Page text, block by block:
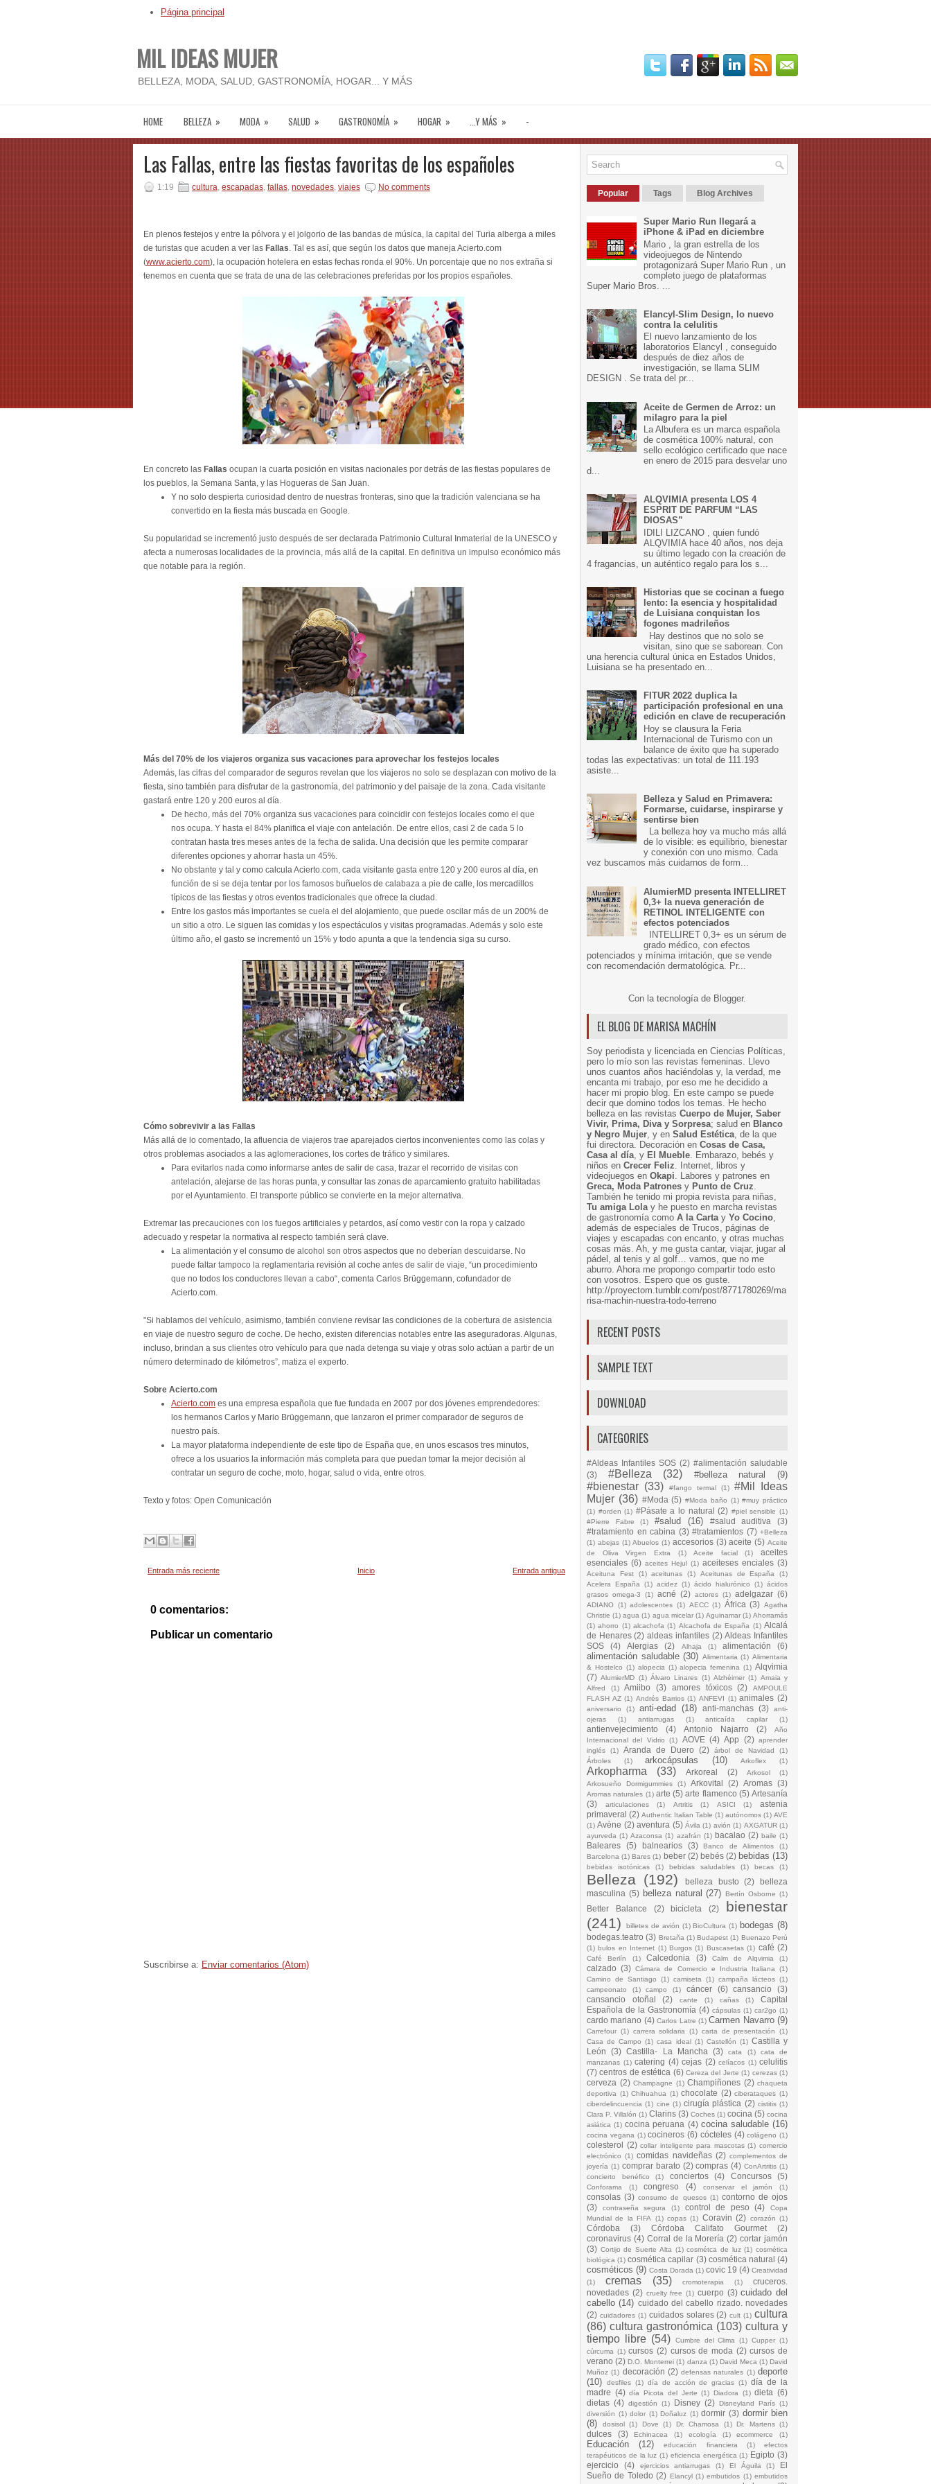
Página principal
MIL IDEAS MUJER
BELLEZA, MODA, SALUD, GASTRONOMÍA, HOGAR... Y MÁS
HOME BELLEZA » MODA » SALUD » GASTRONOMÍA » HOGAR » ...Y MÁS » -
Las Fallas, entre las fiestas favoritas de los españoles
1:19 cultura, escapadas, fallas, novedades, viajes No comments
En plenos festejos y entre la pólvora y el jolgorio de las bandas de música, la capital del Turia alberga a miles
de turistas que acuden a ver las Fallas. Tal es así, que según los datos que maneja Acierto.com
(www.acierto.com), la ocupación hotelera en estas fechas ronda el 90%. Un porcentaje que no nos extraña si
tenemos en cuenta que se trata de una de las celebraciones preferidas por los propios españoles.
En concreto las Fallas ocupan la cuarta posición en visitas nacionales por detrás de las fiestas populares de
los pueblos, la Semana Santa, y las Hogueras de San Juan.
Y no solo despierta curiosidad dentro de nuestras fronteras, sino que la tradición valenciana se ha
convertido en la fiesta más buscada en Google.
Su popularidad se incrementó justo después de ser declarada Patrimonio Cultural Inmaterial de la UNESCO y
afecta a numerosas localidades de la provincia, más allá de la capital. En definitiva un impulso económico más
que notable para la región.
Más del 70% de los viajeros organiza sus vacaciones para aprovechar los festejos locales
Además, las cifras del comparador de seguros revelan que los viajeros no solo se desplazan con motivo de la
fiesta, sino también para disfrutar de la gastronomía, del patrimonio y del paisaje de la zona. Cada visitante
gastará entre 120 y 200 euros al día.
De hecho, más del 70% organiza sus vacaciones para coincidir con festejos locales como el que
nos ocupa. Y hasta el 84% planifica el viaje con antelación. De entre ellos, casi 2 de cada 5 lo
contratan hasta tres meses antes de la fecha de salida. Una decisión que les permite comparar
diferentes opciones y ahorrar hasta un 45%.
No obstante y tal y como calcula Acierto.com, cada visitante gasta entre 120 y 200 euros al día, en
función de si se deja tentar por los famosos buñuelos de calabaza a pie de calle, los mercadillos
típicos de las fiestas y otros eventos tradicionales que ofrece la ciudad.
Entre los gastos más importantes se cuela el del alojamiento, que puede oscilar más de un 200% de
un sitio a otro. Le siguen las comidas y los espectáculos y visitas programadas. Además y solo este
último año, el gasto se incrementó un 15% y todo apunta a que la tendencia siga su curso.
Cómo sobrevivir a las Fallas
Más allá de lo comentado, la afluencia de viajeros trae aparejados ciertos inconvenientes como las colas y
otros problemas asociados a las aglomeraciones, los cortes de tráfico y similares.
Para evitarlos nada como informarse antes de salir de casa, trazar el recorrido de visitas con
antelación, alejarse de las horas punta, y consultar las zonas de aparcamiento gratuito habilitadas
por el Ayuntamiento. El transporte público se convierte en la mejor alternativa.
Extremar las precauciones con los fuegos artificiales y petardos, así como vestir con la ropa y calzado
adecuado y respetar la normativa al respecto también será clave.
La alimentación y el consumo de alcohol son otros aspectos que no deberían descuidarse. No
puede faltar tampoco la reglamentaria revisión al coche antes de salir de viaje, “un procedimiento
que no todos los conductores llevan a cabo“, comenta Carlos Brüggemann, cofundador de
Acierto.com.
"Si hablamos del vehículo, asimismo, también conviene revisar las condiciones de la cobertura de asistencia
en viaje de nuestro seguro de coche. De hecho, existen diferencias notables entre las aseguradoras. Algunas,
incluso, brindan a sus clientes otro vehículo para que nada detenga su viaje y otras solo actúan a partir de un
número determinado de kilómetros”, matiza el experto.
Sobre Acierto.com
Acierto.com es una empresa española que fue fundada en 2007 por dos jóvenes emprendedores:
los hermanos Carlos y Mario Brüggemann, que lanzaron el primer comparador de seguros de
nuestro país.
La mayor plataforma independiente de este tipo de España que, en unos escasos tres minutos,
ofrece a los usuarios la información más completa para que puedan tomar la mejor decisión al
contratar un seguro de coche, moto, hogar, salud o vida, entre otros.
Texto y fotos: Open Comunicación
Entrada más reciente Entrada antigua
Inicio
0 comentarios:
Publicar un comentario
Suscribirse a: Enviar comentarios (Atom)
Popular Tags Blog Archives
Super Mario Run llegará a
iPhone & iPad en diciembre
Mario , la gran estrella de los
videojuegos de Nintendo
protagonizará Super Mario Run , un
completo juego de plataformas
Super Mario Bros. ...
Elancyl-Slim Design, lo nuevo
contra la celulitis
El nuevo lanzamiento de los
laboratorios Elancyl , conseguido
después de diez años de
investigación, se llama SLIM
DESIGN . Se trata del pr...
Aceite de Germen de Arroz: un
milagro para la piel
La Albufera es un marca española
de cosmética 100% natural, con
sello ecológico certificado que nace
en enero de 2015 para desvelar uno
d...
ALQVIMIA presenta LOS 4
ESPRIT DE PARFUM “LAS
DIOSAS”
IDILI LIZCANO , quien fundó
ALQVIMIA hace 40 años, nos deja
su último legado con la creación de
4 fragancias, un auténtico regalo para los s...
Historias que se cocinan a fuego
lento: la esencia y hospitalidad
de Luisiana conquistan los
fogones madrileños
Hay destinos que no solo se
visitan, sino que se saborean. Con
una herencia cultural única en Estados Unidos,
Luisiana se ha presentado en...
FITUR 2022 duplica la
participación profesional en una
edición en clave de recuperación
Hoy se clausura la Feria
Internacional de Turismo con un
balance de éxito que ha superado
todas las expectativas: un total de 111.193
asiste...
Belleza y Salud en Primavera:
Formarse, cuidarse, inspirarse y
sentirse bien
La belleza hoy va mucho más allá
de lo visible: es equilibrio, bienestar
y conexión con uno mismo. Cada
vez buscamos más cuidarnos de form...
AlumierMD presenta INTELLIRET
0,3+ la nueva generación de
RETINOL INTELIGENTE con
efectos potenciados
INTELLIRET 0,3+ es un sérum de
grado médico, con efectos
potenciados y mínima irritación, que se vende
con recomendación dermatológica. Pr...
Con la tecnología de Blogger.
EL BLOG DE MARISA MACHÍN
Soy periodista y licenciada en Ciencias Políticas,
pero lo mío son las revistas femeninas. Llevo
unos cuantos años haciéndolas y, la verdad, me
encanta mi trabajo, por eso me he decidido a
hacer mi propio blog. En este campo se puede
decir que domino todos los temas. He hecho
belleza en las revistas Cuerpo de Mujer, Saber
Vivir, Prima, Diva y Sorpresa; salud en Blanco
y Negro Mujer, y en Salud Estética, de la que
fui directora. Decoración en Cosas de Casa,
Casa al día, y El Mueble. Embarazo, bebés y
niños en Crecer Feliz. Internet, libros y
videojuegos en Okapi. Labores y patrones en
Greca, Moda Patrones y Punto de Cruz.
También he tenido mi propia revista para niñas,
Tu amiga Lolay he puesto en marcha revistas
de gastronomía como A la Cartay Yo Cocino,
además de especiales de Trucos, páginas de
viajes y escapadas con encanto, y otras muchas
cosas más. Ah, y me gusta cantar, viajar, jugar al
pádel, al tenis y al golf… vamos, que no me
aburro. Ahora me propongo compartir todo esto
con vosotros. Espero que os guste.
http://proyectom.tumblr.com/post/8771780269/ma
risa-machin-nuestra-todo-terreno
RECENT POSTS
SAMPLE TEXT
DOWNLOAD
CATEGORIES
#Aldeas Infantiles SOS (2) #alimentación saludable
(3)
#Belleza (32) #belleza natural (9)
#bienestar (33) #fango termal (1)
#Mil Ideas
Mujer (36) #Moda (5) #Moda baño (1) #muy práctico
(1) #orden (1) #Pásate a lo natural (2) #piel sensible (1)
#Pierre Fabre
(1) #salud (16) #salud auditiva
(3)
#tratamiento en cabina (3) #tratamientos (7) +Belleza
(1) abejas (1) Abuelos (1) accesorios (3) aceite (5) Aceite
de Oliva Virgen Extra
(1) Aceite facial (1)
aceites
esenciales (6) aceites Hejul (1) aceiteses enciales (3)
Aceituna Fest (1) aceitunas (1) Aceitunas de España
(1)
Acelera España (1) acidez (1) ácido hialurónico (1) ácidos
grasos omega-3
(1) acné (2) actores (1) adelgazar (6)
ADIANO (1) adolescentes (1) AECC (1) África (3) Agatha
Christie (1) agua (1) agua micelar (1) Aguinamar (1) Ahorramás
(1) ahorro (1) alcachofa (1) Alcachofa de España (1) Alcalá
de Henares (2) aldeas infantiles (2) Aldeas Infantiles
SOS
(4) Alergias (2) Alhaja (1) alimentación (6)
alimentación saludable (30) Alimentaria (1) Alimentaria
& Hostelco (1) alopecia (1) alopecia femenina (1) Alqvimia
(7) AlumierMD (1) Álvaro Linares (1) Alzhéimer (1) Amaia y
Alfred
(1) Amiibo (3) amores tóxicos (2)
AMPOULE
FLASH AZ (1) Andrés Barrios (1) ANFEVI (1) animales (2)
aniversario (1) anti-edad (18) anti-manchas (3)
anti-
ojeras
(1) antiarrugas (1) anticaída capilar (1)
antienvejecimiento (4) Antonio Najarro (2)
Año
Internacional del Vidrio
(1) AOVE (4) App (2) aprender
inglés
(1) Aranda de Duero (2) árbol de Navidad
(1)
Árboles
(1) arkocápsulas (10) Arkoflex (1)
Arkopharma (33) Arkoreal (2) Arkosol
(1)
Arkosueño Dormigummies
(1) Arkovital (2) Aromas (3)
Aromas naturales (1) arte (5) arte flamenco (5) Artesanía
(3)
articulaciones (1) Artritis (1) ASICI (1)
astenia
primaveral (2) Authentic Italian Table (1) autónomos (1) AVE
(1) Avène (2) aventura (5) Ávila (1) avión (1) AXGATUR (1)
ayurveda (1) Azaconsa (1) azafrán (1) bacalao (2) baile (1)
Baleares (5) balnearios (3) Banco de Alimentos
(1)
Barcelona (1) Bares (1) beber (2) bebés (2) bebidas (13)
bebidas isotónicas (1) bebidas saludables (1) becas (1)
Belleza (192) belleza busto (2)
belleza
masculina (5) belleza natural (27) Bertín Osborne (1)
Better Balance (2) bicicleta (2)
bienestar
(241)
billetes de avión (1) BioCultura (1) bodegas (8)
bodegas.teatro (3) Bretaña (1) Budapest (1) Buenazo Perú
(1) bulos en Internet (1) Burgos (1) Buscasetas (1) café (2)
Café Berlín (1) Calcedonia (3) Calm de Alqvimia (1)
calzado (3) Cámara de Comercio e Industria Italiana (1)
Camino de Santiago
(1) camiseta (1) campaña lácteos (1)
campeonato
(1) campo (1) cáncer (6) cansancio
(3)
cansancio otoñal
(2) cante (1) cañas (1)
Capital
Española de la Gastronomía (4) cápsulas (1) car2go (1)
cardo mariano (4) Carlos Latre (1) Carmen Navarro (9)
Carrefour (1) carrera solidaria (1) carta de presentación
(1)
Casa de Campo (1) casa ideal (1) Castellón (1) Castilla y
León
(3) Castilla- La Mancha (3) cata (1)
cata de
manzanas (1) catering (4) cejas (2) celíacos (1) celulitis
(7) centros de estética (6) Cereza del Jerte (1) cerezas (1)
cerveza (2) Champagne (1) Champiñones (2) chaqueta
deportiva (1) Chihuahua (1) chocolate (2) ciberataques (1)
ciberdelincuencia (1) cine (1) cirugía plástica (2) cistitis (1)
Clara P. Villalón (1) Clarins (3) Coches (1) cocina (5) cocina
asiática (1) cocina peruana (4) cocina saludable (16)
cocina vegana (1) cocineros (6) cócteles (4) colágeno (1)
colesterol (2) collar inteligente para mascotas (1) comercio
electrónico (1) comidas navideñas (2) complementos de
joyería (1) comprar barato (2) compras (4) ConArtritis (1)
concierto benéfico
(1) conciertos (4) Concursos (5)
Conforama (1) congreso (4) conservar el jamón (1)
consolas (3) consumo de quesos (1) contorno de ojos
(3)
contraseña segura (1) control de peso (4)
Copa
Mundial de la FIFA (1) copas (1) Coravin (2) corazón (1)
Córdoba (3) Córdoba Califato Gourmet
(2)
coronavirus (4) Corral de la Morería (2) cortar jamón
(3) Cortijo de Suerte Alta (1) cosmétca de luz (1) cosmética
biológica (1) cosmética capilar (3) cosmética natural (4)
cosméticos (9) Costa Dorada (1) covic 19 (4) Creatividad
(1)
cremas (35) cromoterapia (1)
cruceros.
novedades (2) cruelty free (1) cuerpo (3) cuidado del
cabello (14) cuidado del cabello rizado. novedades
(2) cuidadores (1) cuidados solares (2) cult (1) cultura
(86) cultura gastronómica (103) cultura y
tiempo libre (54) Cumbre del Clima (1) Cupper (1)
cúrcuma (1) cursos (2) cursos de moda (2) cursos de
verano (2) D.O. Monterrei (1) danza (1) David Meca (1) David
Muñoz (1) decoración (2) defensas naturales (1) deporte
(10)
desfiles (1) día de acción de gracias (1) día de la
madre (4) día Picota del Jerte (1) Diadora (1) dieta (6)
dietas (4) digestión (1) Disney (2) Disneyland París (1)
diversión (1) dolor (1) Doñaluz (1) dormir (3) dormir bien
(8)
dosisol (1) Dove (1) Dr. Chamosa (1) Dr. Martens (1)
dulces (3) Echinacea (1) ecología (1) ecommerce (1)
Educación (12) educación financiera (1)
efectos
terapéuticos de la luz (1) eficiencia energética (1) Egipto (3)
ejercicio
(4) ejercicios antiarrugas (1) El Águila (1)
El
Sueño de Toledo (2) Elancyl (1) embutidos (1) embutidos